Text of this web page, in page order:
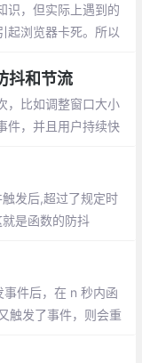
识，但实际上遇到的
起浏览器卡死。所以
抖和节流
，比如调整窗口大小
件，并且用户持续快
发后,超过了规定时
是函数的防抖
件后，在 n 秒内函
触发了事件，则会重